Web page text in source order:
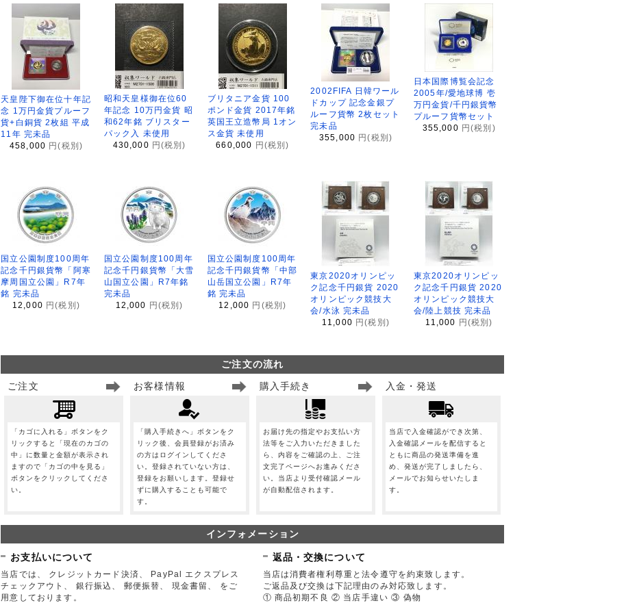
天皇陛下御在位十年記
念 1万円金貨プルーフ
貨+白銅貨 2枚組 平成
11年 完未品
458,000 円(税別)
昭和天皇様御在位60
年記念 10万円金貨 昭
和62年銘 ブリスター
パック入 未使用
430,000 円(税別)
ブリタニア金貨 100
ポンド金貨 2017年銘
英国王立造幣局 1オン
ス金貨 未使用
660,000
円(税別)
2002FIFA 日韓ワール
ドカップ 記念金銀プ
ルーフ貨幣 2枚セット
完未品
355,000 円(税別)
日本国際博覧会記念
2005年/愛地球博 壱
万円金貨/千円銀貨幣
プルーフ貨幣セット
355,000 円(税別)
国立公園制度100周年
記念千円銀貨幣「阿寒
摩周国立公園」R7年
銘 完未品
12,000 円(税別)
国立公園制度100周年
記念千円銀貨幣「大雪
山国立公園」R7年銘
完未品
12,000 円(税別)
国立公園制度100周年
記念千円銀貨幣「中部
山岳国立公園」R7年
銘 完未品
12,000 円(税別)
東京2020オリンピッ
ク記念千円銀貨 2020
オリンピック競技大
会/水泳 完未品
11,000 円(税別)
東京2020オリンピッ
ク記念千円銀貨 2020
オリンピック競技大
会/陸上競技 完未品
11,000 円(税別)
ご注文の流れ
ご注文
「カゴに入れる」ボタンをク
リックすると「現在のカゴの
中」に数量と金額が表示され
ますので「カゴの中を見る」
ボタンをクリックしてくださ
い。
お客様情報
「購入手続きへ」ボタンをク
リック後、会員登録がお済み
の方はログインしてくださ
い。登録されていない方は、
登録をお願いします。登録せ
ずに購入することも可能で
す。
購入手続き
お届け先の指定やお支払い方
法等をご入力いただきました
ら、内容をご確認の上、ご注
文完了ページへお進みくださ
い。当店より受付確認メール
が自動配信されます。
入金・発送
当店で入金確認ができ次第、
入金確認メールを配信すると
ともに商品の発送準備を進
め、発送が完了しましたら、
メールでお知らせいたしま
す。
インフォメーション
お支払いについて
当店では、 クレジットカード決済、 PayPal エクスプレス
チェックアウト、 銀行振込、 郵便振替、 現金書留、 をご
用意しております。
返品・交換について
当店は消費者権利尊重と法令遵守を約束致します。
ご返品及び交換は下記理由のみ対応致します。
① 商品初期不良 ② 当店手違い ③ 偽物